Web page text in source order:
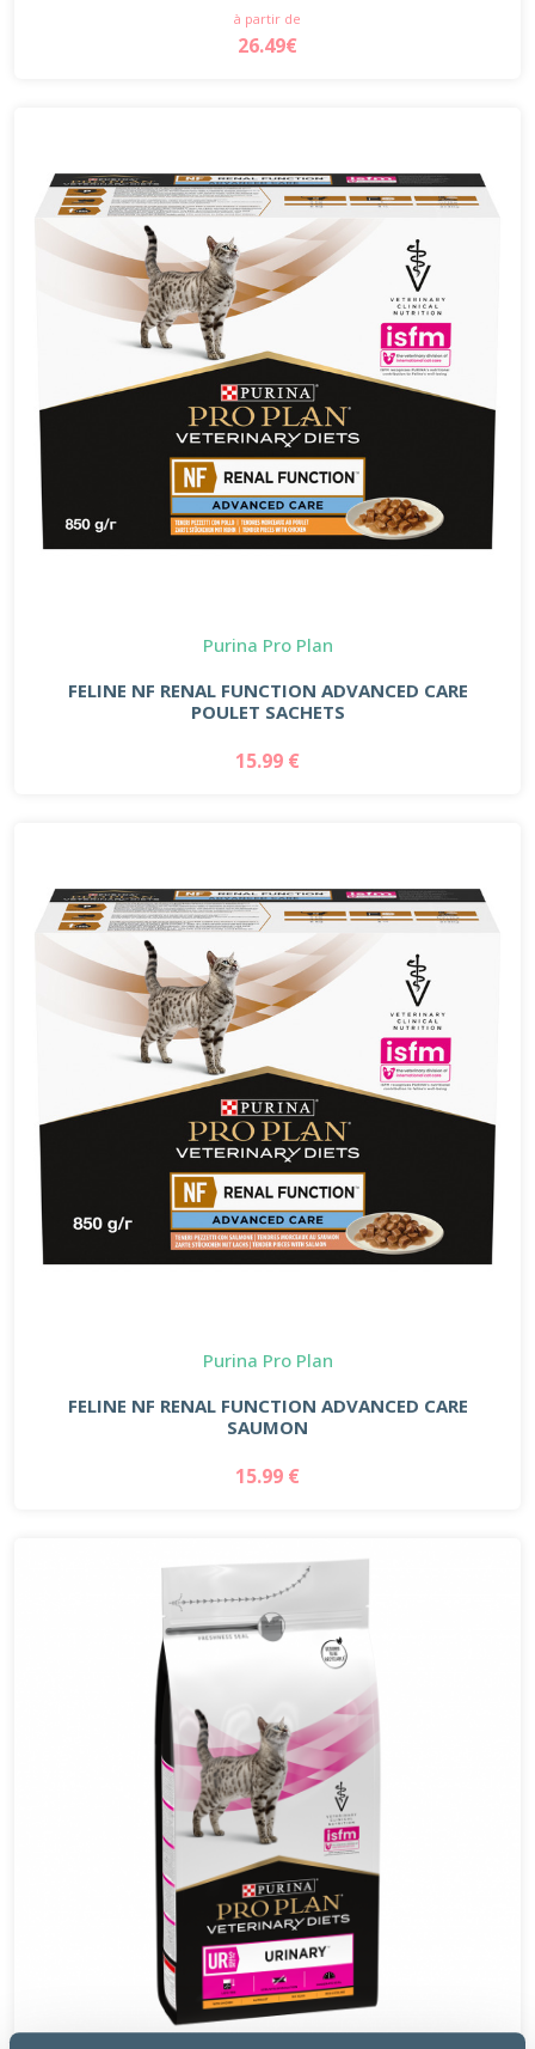
à partir de
26.49€
Purina Pro Plan
FELINE NF RENAL FUNCTION ADVANCED CARE
POULET SACHETS
15.99 €
Purina Pro Plan
FELINE NF RENAL FUNCTION ADVANCED CARE
SAUMON
15.99 €